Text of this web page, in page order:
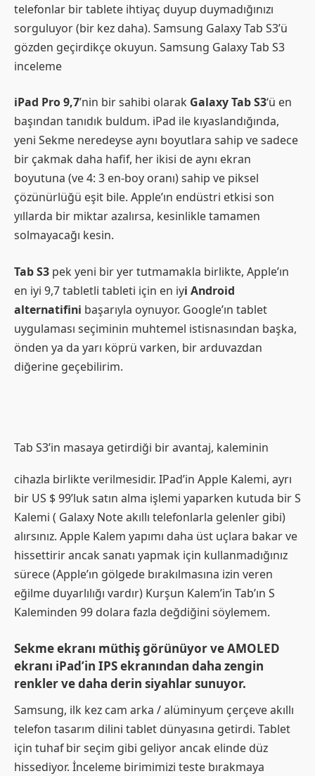
telefonlar bir tablete ihtiyaç duyup duymadığınızı
sorguluyor (bir kez daha). Samsung Galaxy Tab S3’ü
gözden geçirdikçe okuyun. Samsung Galaxy Tab S3
inceleme
iPad Pro 9,7’nin bir sahibi olarak Galaxy Tab S3‘ü en
başından tanıdık buldum. iPad ile kıyaslandığında,
yeni Sekme neredeyse aynı boyutlara sahip ve sadece
bir çakmak daha hafif, her ikisi de aynı ekran
boyutuna (ve 4: 3 en-boy oranı) sahip ve piksel
çözünürlüğü eşit bile. Apple’ın endüstri etkisi son
yıllarda bir miktar azalırsa, kesinlikle tamamen
solmayacağı kesin.
Tab S3 pek yeni bir yer tutmamakla birlikte, Apple’ın
en iyi 9,7 tabletli tableti için en iyi Android
alternatifini başarıyla oynuyor. Google’ın tablet
uygulaması seçiminin muhtemel istisnasından başka,
önden ya da yarı köprü varken, bir arduvazdan
diğerine geçebilirim.
Tab S3’in masaya getirdiği bir avantaj, kaleminin
cihazla birlikte verilmesidir. IPad’in Apple Kalemi, ayrı
bir US $ 99’luk satın alma işlemi yaparken kutuda bir S
Kalemi ( Galaxy Note akıllı telefonlarla gelenler gibi)
alırsınız. Apple Kalem yapımı daha üst uçlara bakar ve
hissettirir ancak sanatı yapmak için kullanmadığınız
sürece (Apple’ın gölgede bırakılmasına izin veren
eğilme duyarlılığı vardır) Kurşun Kalem’in Tab’ın S
Kaleminden 99 dolara fazla değdiğini söylemem.
Sekme ekranı müthiş görünüyor ve AMOLED
ekranı iPad’in IPS ekranından daha zengin
renkler ve daha derin siyahlar sunuyor.
Samsung, ilk kez cam arka / alüminyum çerçeve akıllı
telefon tasarım dilini tablet dünyasına getirdi. Tablet
için tuhaf bir seçim gibi geliyor ancak elinde düz
hissediyor. İnceleme birimimizi teste bırakmaya